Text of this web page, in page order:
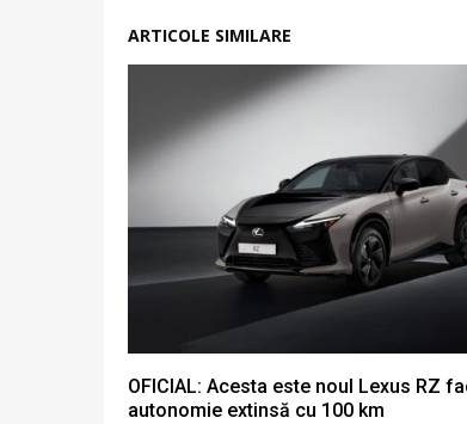
ARTICOLE SIMILARE
OFICIAL: Acesta este noul Lexus RZ
autonomie extinsă cu 100 km